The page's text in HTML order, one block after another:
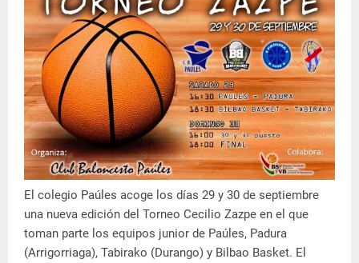
El colegio Paúles acoge los días 29 y 30 de septiembre
una nueva edición del Torneo Cecilio Zazpe en el que
toman parte los equipos junior de Paúles, Padura
(Arrigorriaga), Tabirako (Durango) y Bilbao Basket. El